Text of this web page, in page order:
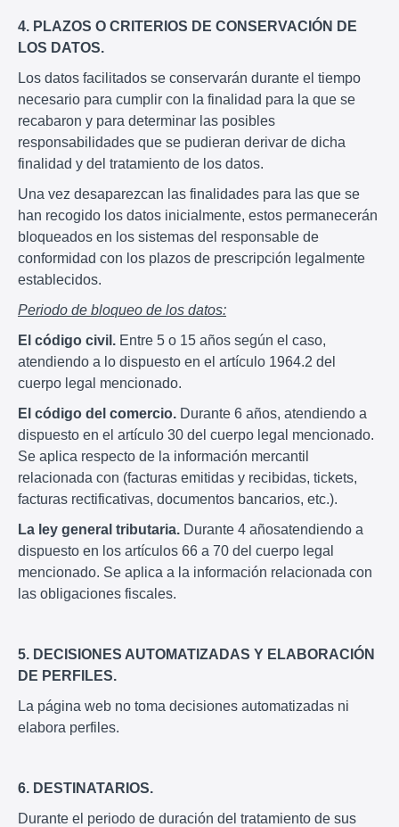
4. PLAZOS O CRITERIOS DE CONSERVACIÓN DE
LOS DATOS.
Los datos facilitados se conservarán durante el tiempo
necesario para cumplir con la finalidad para la que se
recabaron y para determinar las posibles
responsabilidades que se pudieran derivar de dicha
finalidad y del tratamiento de los datos.
Una vez desaparezcan las finalidades para las que se
han recogido los datos inicialmente, estos permanecerán
bloqueados en los sistemas del responsable de
conformidad con los plazos de prescripción legalmente
establecidos.
Periodo de bloqueo de los datos:
El código civil. Entre 5 o 15 años según el caso,
atendiendo a lo dispuesto en el artículo 1964.2 del
cuerpo legal mencionado.
El código del comercio. Durante 6 años, atendiendo a
dispuesto en el artículo 30 del cuerpo legal mencionado.
Se aplica respecto de la información mercantil
relacionada con (facturas emitidas y recibidas, tickets,
facturas rectificativas, documentos bancarios, etc.).
La ley general tributaria. Durante 4 añosatendiendo a
dispuesto en los artículos 66 a 70 del cuerpo legal
mencionado. Se aplica a la información relacionada con
las obligaciones fiscales.
5. DECISIONES AUTOMATIZADAS Y ELABORACIÓN
DE PERFILES.
La página web no toma decisiones automatizadas ni
elabora perfiles.
6. DESTINATARIOS.
Durante el periodo de duración del tratamiento de sus